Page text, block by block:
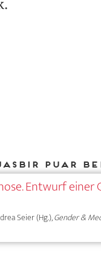
Puar bei
Entwurf
Seier (Hg.),Gender &